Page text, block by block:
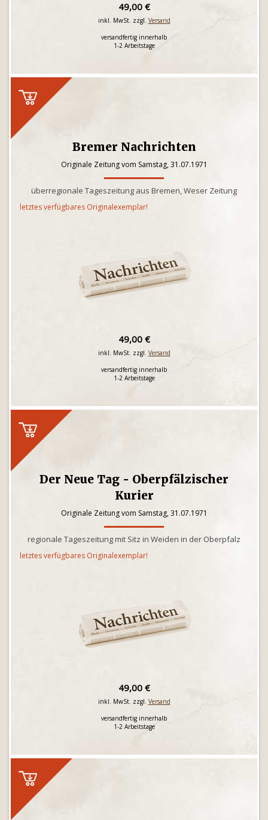
49,00 €
inkl. MwSt. zzgl. Versand
versandfertig innerhalb
1-2 Arbeitstage
Bremer Nachrichten
Originale Zeitung vom Samstag, 31.07.1971
überregionale Tageszeitung aus Bremen, Weser Zeitung
letztes verfügbares Originalexemplar!
49,00 €
inkl. MwSt. zzgl. Versand
versandfertig innerhalb
1-2 Arbeitstage
Der Neue Tag - Oberpfälzischer
Kurier
Originale Zeitung vom Samstag, 31.07.1971
regionale Tageszeitung mit Sitz in Weiden in der Oberpfalz
letztes verfügbares Originalexemplar!
49,00 €
inkl. MwSt. zzgl. Versand
versandfertig innerhalb
1-2 Arbeitstage